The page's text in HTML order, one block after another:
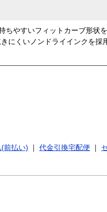
ちやすいフィットカーブ形状
にくいノンドライインクを採
前払い) 代金引換宅配便